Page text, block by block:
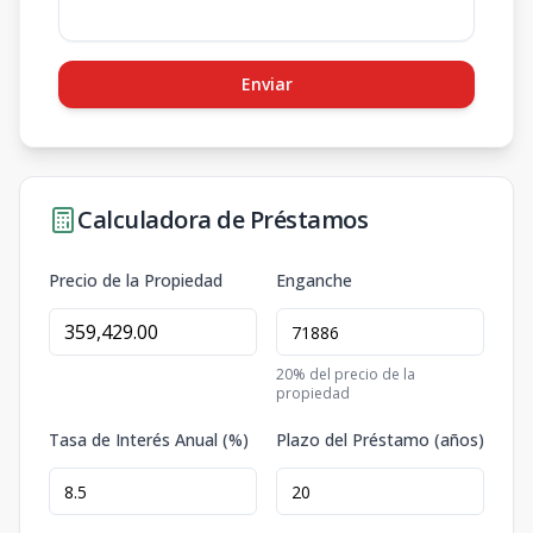
Enviar
Calculadora de Préstamos
Precio de la Propiedad Enganche
20% del precio de la
propiedad
Tasa de Interés Anual (%) Plazo del Préstamo (años)